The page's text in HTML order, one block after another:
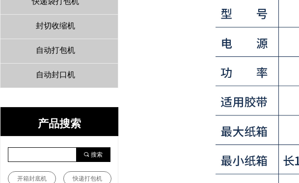
产品搜索
끠 搜索
开箱封底机 快递打包机
封切收缩机
自动打包机
自动封口机